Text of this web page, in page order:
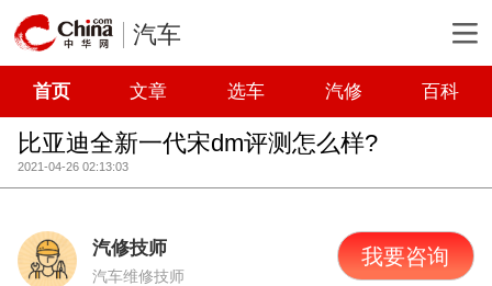
汽车
首页 文章 选车 汽修 百科
比亚迪全新一代宋dm评测怎么样?
2021-04-26 02:13:03
汽修技师
汽车维修技师
我要咨询